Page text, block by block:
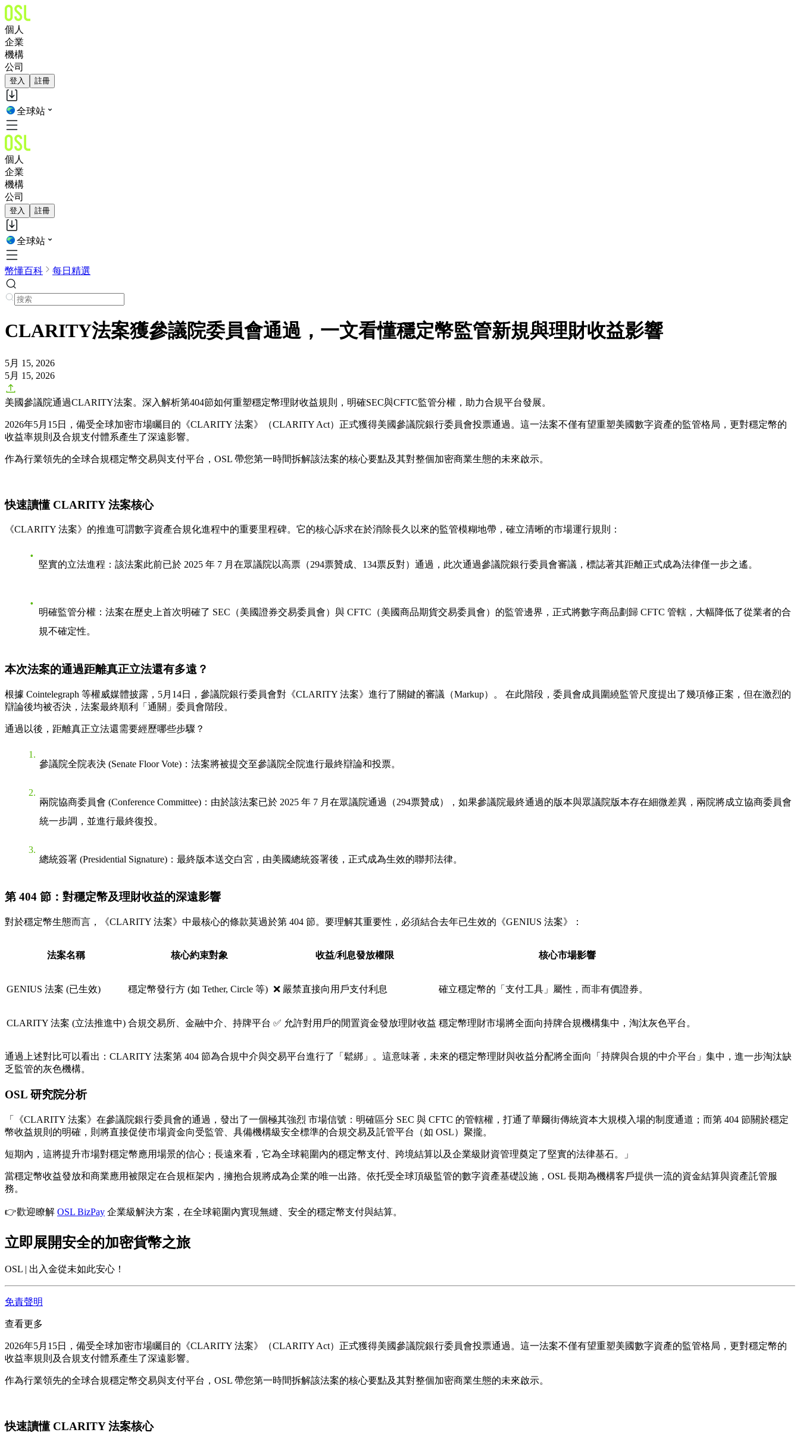
個人
企業
機構
公司
登入 註冊
全球站
個人
企業
機構
公司
登入 註冊
全球站
幣懂百科 每日精選
CLARITY法案獲參議院委員會通過，一文看懂穩定幣監管新規與理財收益影響
5月 15, 2026
5月 15, 2026
美國參議院通過CLARITY法案。深入解析第404節如何重塑穩定幣理財收益規則，明確SEC與CFTC監管分權，助力合規平台發展。
2026年5月15日，備受全球加密市場矚目的《CLARITY 法案》（CLARITY Act）正式獲得美國參議院銀行委員會投票通過。這一法案不僅有望重塑美國數字資產的監管格局，更對穩定幣的
收益率規則及合規支付體系產生了深遠影響。
作為行業領先的全球合規穩定幣交易與支付平台，OSL 帶您第一時間拆解該法案的核心要點及其對整個加密商業生態的未來啟示。
快速讀懂 CLARITY 法案核心
《CLARITY 法案》的推進可謂數字資產合規化進程中的重要里程碑。它的核心訴求在於消除長久以來的監管模糊地帶，確立清晰的市場運行規則：
堅實的立法進程 ：該法案此前已於 2025 年 7 月在眾議院以高票（294票贊成、134票反對）通過，此次通過參議院銀行委員會審議，標誌著其距離正式成為法律僅一步之遙。
明確監管分權 ：法案在歷史上首次明確了 SEC（美國證券交易委員會）與 CFTC（美國商品期貨交易委員會）的監管邊界，正式將數字商品劃歸 CFTC 管轄，大幅降低了從業者的合
規不確定性。
本次法案的通過距離真正立法還有多遠？
根據 Cointelegraph 等權威媒體披露，5月14日，參議院銀行委員會對《CLARITY 法案》進行了關鍵的審議（Markup）。 在此階段，委員會成員圍繞監管尺度提出了幾項修正案，但在激烈的
辯論後均被否決，法案最終順利「通關」委員會階段。
通過以後，距離真正立法還需要經歷哪些步驟？
參議院全院表決 (Senate Floor Vote) ：法案將被提交至參議院全院進行最終辯論和投票。
兩院協商委員會 (Conference Committee) ：由於該法案已於 2025 年 7 月在眾議院通過（294票贊成），如果參議院最終通過的版本與眾議院版本存在細微差異，兩院將成立協商委員會
統一步調，並進行最終復投。
總統簽署 (Presidential Signature) ：最終版本送交白宮，由美國總統簽署後，正式成為生效的聯邦法律。
第 404 節：對穩定幣及理財收益的深遠影響
對於穩定幣生態而言，《CLARITY 法案》中最核心的條款莫過於第 404 節。要理解其重要性，必須結合去年已生效的《GENIUS 法案》：
法案名稱 核心約束對象 收益/利息發放權限 核心市場影響
GENIUS 法案 (已生效) 穩定幣發行方 (如 Tether, Circle 等) ❌ 嚴禁直接向用戶支付利息 確立穩定幣的「支付工具」屬性，而非有價證券。
CLARITY 法案 (立法推進中) 合規交易所、金融中介、持牌平台 ✅ 允許對用戶的閒置資金發放理財收益 穩定幣理財市場將全面向持牌合規機構集中，淘汰灰色平台。
通過上述對比可以看出：CLARITY 法案第 404 節為合規中介與交易平台進行了「鬆綁」。這意味著，未來的穩定幣理財與收益分配將全面向「持牌與合規的中介平台」集中，進一步淘汰缺
乏監管的灰色機構。
OSL 研究院分析
「《CLARITY 法案》在參議院銀行委員會的通過，發出了一個極其強烈 市場信號：明確區分 SEC 與 CFTC 的管轄權，打通了華爾街傳統資本大規模入場的制度通道；而第 404 節關於穩定
幣收益規則的明確，則將直接促使市場資金向受監管、具備機構級安全標準的合規交易及託管平台（如 OSL）聚攏。
短期內，這將提升市場對穩定幣應用場景的信心；長遠來看，它為全球範圍內的穩定幣支付、跨境結算以及企業級財資管理奠定了堅實的法律基石。」
當穩定幣收益發放和商業應用被限定在合規框架內，擁抱合規將成為企業的唯一出路。依托受全球頂級監管的數字資產基礎設施，OSL 長期為機構客戶提供一流的資金結算與資產託管服
務。
👉歡迎瞭解 OSL BizPay 企業級解決方案，在全球範圍內實現無縫、安全的穩定幣支付與結算。
立即展開安全的加密貨幣之旅
OSL | 出入金從未如此安心！
免責聲明
查看更多
2026年5月15日，備受全球加密市場矚目的《CLARITY 法案》（CLARITY Act）正式獲得美國參議院銀行委員會投票通過。這一法案不僅有望重塑美國數字資產的監管格局，更對穩定幣的
收益率規則及合規支付體系產生了深遠影響。
作為行業領先的全球合規穩定幣交易與支付平台，OSL 帶您第一時間拆解該法案的核心要點及其對整個加密商業生態的未來啟示。
快速讀懂 CLARITY 法案核心